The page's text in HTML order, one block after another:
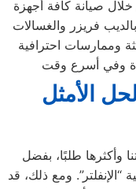
خلال صيانة كافة أجهزة
فريزر والغسالات
وممارسات احترافية
الأمثل
وأكثرها طلبًا، بفضل
“الإنفلتر”. ومع ذلك، قد